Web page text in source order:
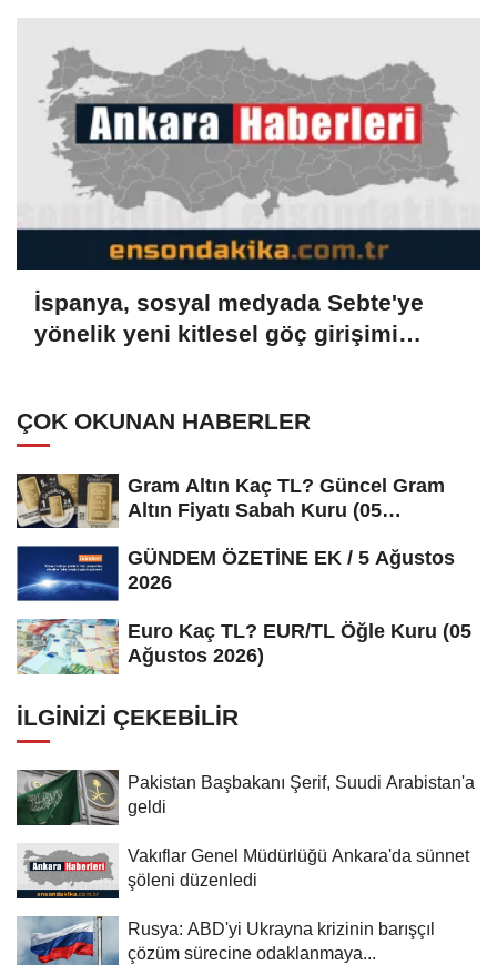
İspanya, sosyal medyada Sebte'ye
yönelik yeni kitlesel göç girişimi
ÇOK OKUNAN HABERLER
Gram Altın Kaç TL? Güncel Gram
Altın Fiyatı Sabah Kuru (05
GÜNDEM ÖZETİNE EK / 5 Ağustos
2026
Euro Kaç TL? EUR/TL Öğle Kuru (05
Ağustos 2026)
İLGINIZI ÇEKEBILIR
Pakistan Başbakanı Şerif, Suudi Arabistan'a
geldi
Vakıflar Genel Müdürlüğü Ankara'da sünnet
şöleni düzenledi
Rusya: ABD'yi Ukrayna krizinin barışçıl
çözüm sürecine odaklanmaya...